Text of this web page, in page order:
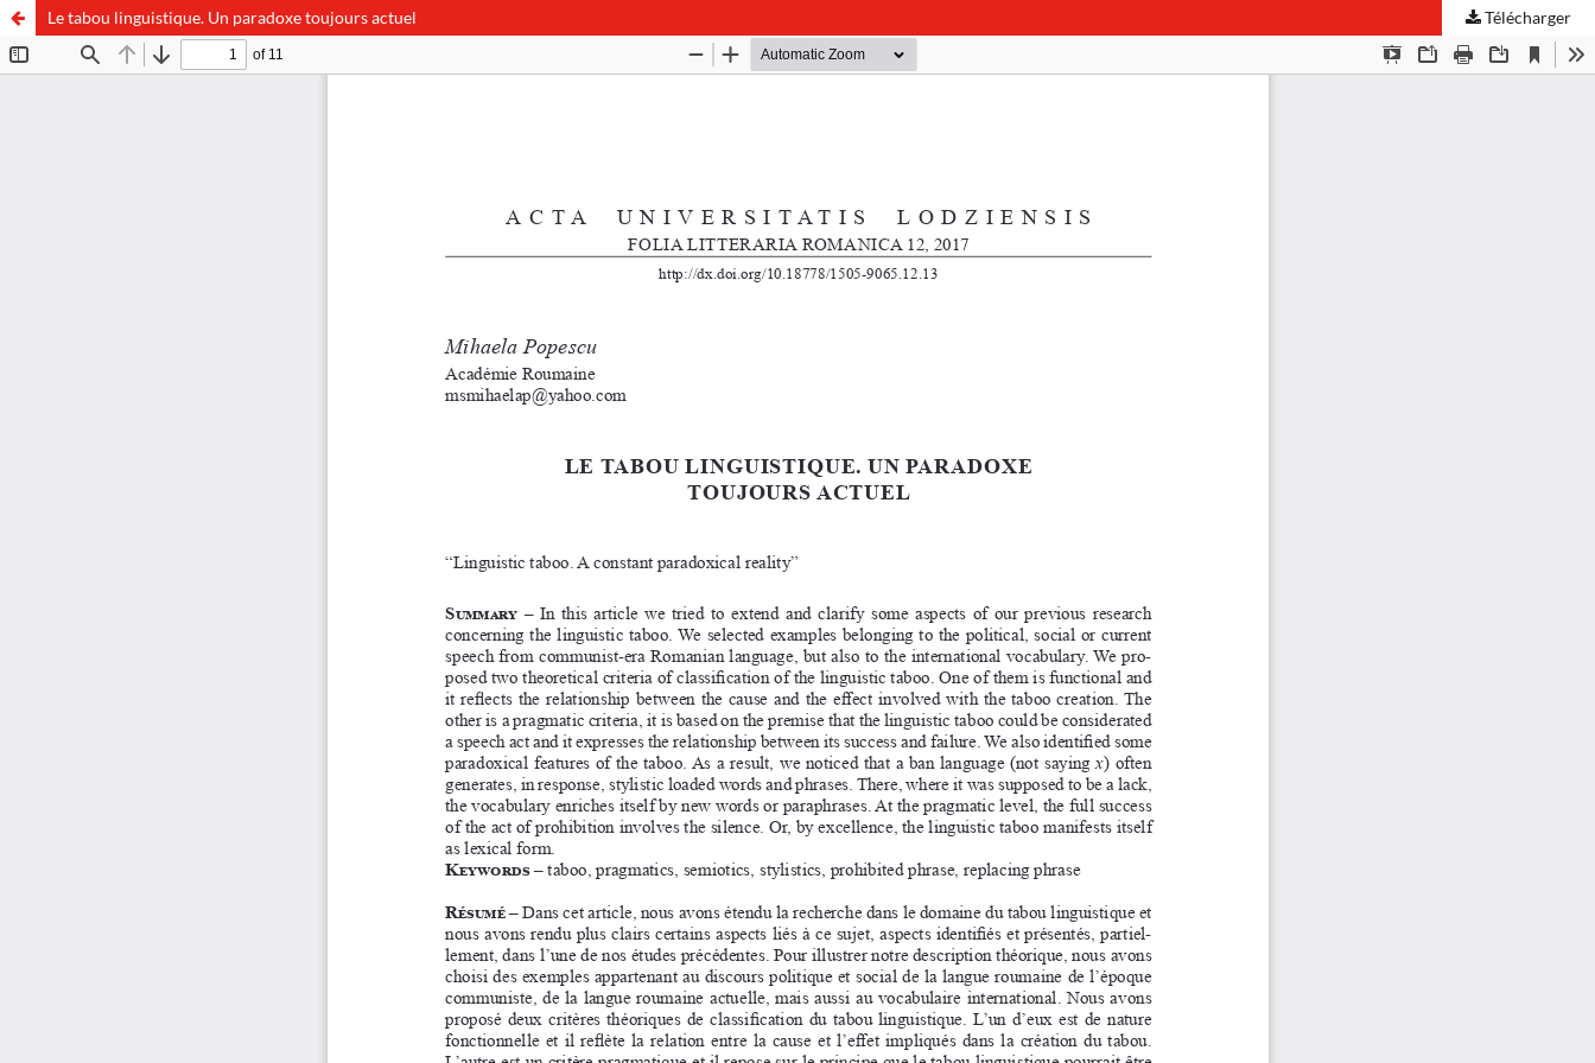
Le tabou linguistique. Un paradoxe toujours actuel Télécharger